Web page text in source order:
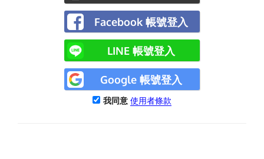
Facebook 帳號登入
LINE 帳號登入
Google 帳號登入
我同意 使用者條款